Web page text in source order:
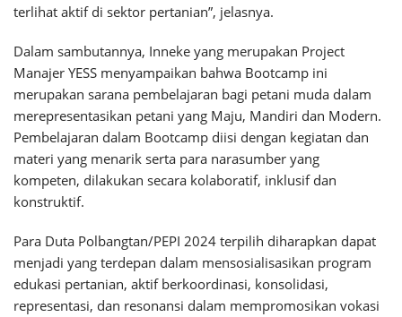
terlihat aktif di sektor pertanian”, jelasnya.
Dalam sambutannya, Inneke yang merupakan Project
Manajer YESS menyampaikan bahwa Bootcamp ini
merupakan sarana pembelajaran bagi petani muda dalam
merepresentasikan petani yang Maju, Mandiri dan Modern.
Pembelajaran dalam Bootcamp diisi dengan kegiatan dan
materi yang menarik serta para narasumber yang
kompeten, dilakukan secara kolaboratif, inklusif dan
konstruktif.
Para Duta Polbangtan/PEPI 2024 terpilih diharapkan dapat
menjadi yang terdepan dalam mensosialisasikan program
edukasi pertanian, aktif berkoordinasi, konsolidasi,
representasi, dan resonansi dalam mempromosikan vokasi